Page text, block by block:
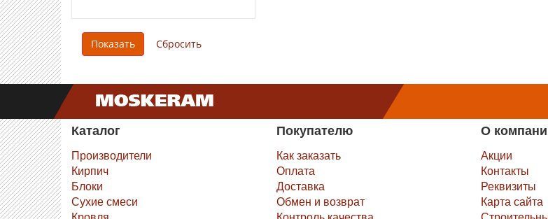
Каталог
Производители
Кирпич
Блоки
Сухие смеси
Покупателю
Как заказать
Оплата
Доставка
Обмен и возврат
О
Акции
Контакты
Реквизиты
Карта сайта